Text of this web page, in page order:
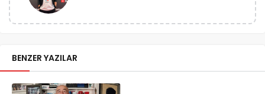
BENZER YAZILAR